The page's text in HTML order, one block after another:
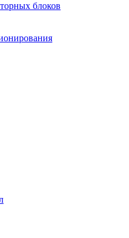
блоков